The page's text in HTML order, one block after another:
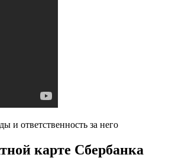
и ответственность за него
карте Сбербанка